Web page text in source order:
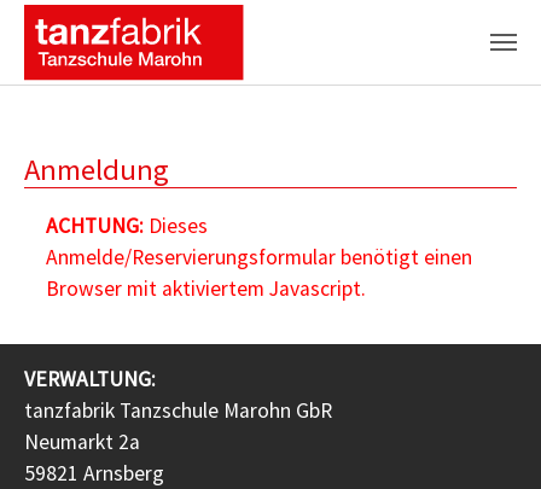
Anmeldung
ACHTUNG:Dieses
Anmelde/Reservierungsformular benötigt einen
Browser mit aktiviertem Javascript.
VERWALTUNG:
tanzfabrik Tanzschule Marohn GbR
Neumarkt 2a
59821 Arnsberg